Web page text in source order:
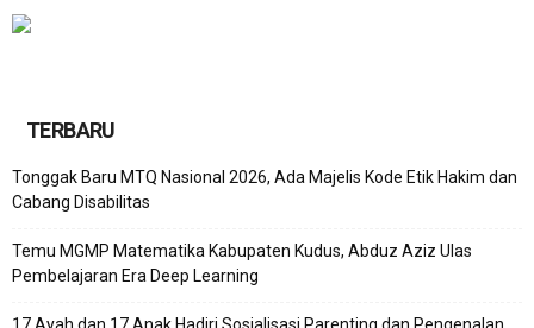
TERBARU
Tonggak Baru MTQ Nasional 2026, Ada Majelis Kode Etik Hakim dan
Cabang Disabilitas
Temu MGMP Matematika Kabupaten Kudus, Abduz Aziz Ulas
Pembelajaran Era Deep Learning